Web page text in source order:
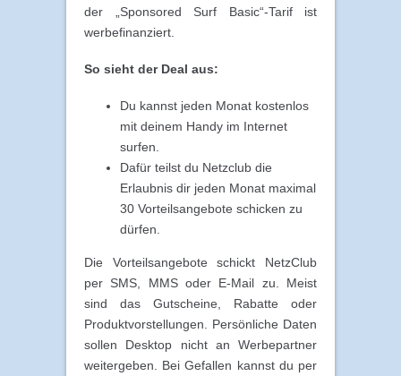
der „Sponsored Surf Basic“-Tarif ist
werbefinanziert.
So sieht der Deal aus:
Du kannst jeden Monat kostenlos
mit deinem Handy im Internet
surfen.
Dafür teilst du Netzclub die
Erlaubnis dir jeden Monat maximal
30 Vorteilsangebote schicken zu
dürfen.
Die Vorteilsangebote schickt NetzClub
per SMS, MMS oder E-Mail zu. Meist
sind das Gutscheine, Rabatte oder
Produktvorstellungen. Persönliche Daten
sollen Desktop nicht an Werbepartner
weitergeben. Bei Gefallen kannst du per